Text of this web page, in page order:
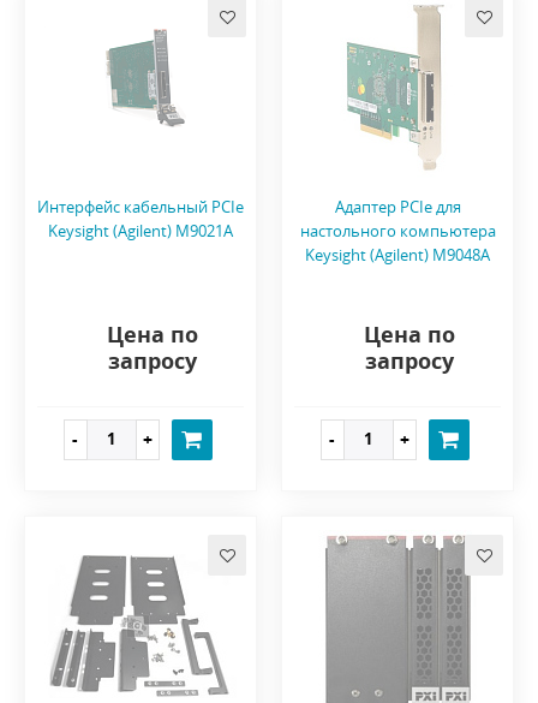
Интерфейс кабельный PCIe
Keysight (Agilent) M9021A
Цена по
запросу
Адаптер PCIe для
настольного компьютера
Keysight (Agilent) M9048A
Цена по
запросу